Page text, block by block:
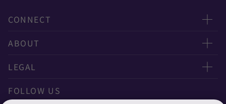
CONNECT
お問い合わせ
ニュースレター申し込み
ABOUT
太陽有限責任監査法人
太陽グラントソントン税理士法人
LEGAL
利用規約
FOLLOW US